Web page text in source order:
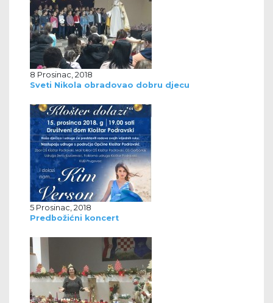
8 Prosinac, 2018
Sveti Nikola obradovao dobru djecu
5 Prosinac, 2018
Predbožićni koncert